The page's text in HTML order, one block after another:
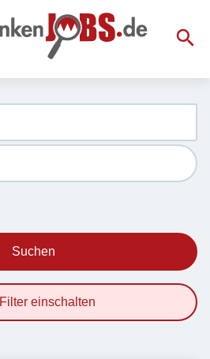
Suchen
Filter einschalten